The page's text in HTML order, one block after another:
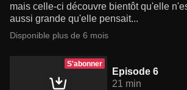
mais celle-ci découvre bientôt qu'elle
aussi grande qu'elle pensait...
Disponible plus de 6 mois
S'abonner
Episode 6
21 min